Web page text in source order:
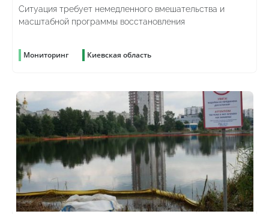
Ситуация требует немедленного вмешательства и
масштабной программы восстановления
Мониторинг Киевская область